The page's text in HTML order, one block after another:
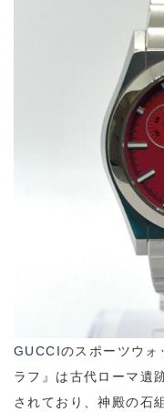
GUCCIのスポーツウ
ラフ』は古代ローマ遺
されており、神殿の石